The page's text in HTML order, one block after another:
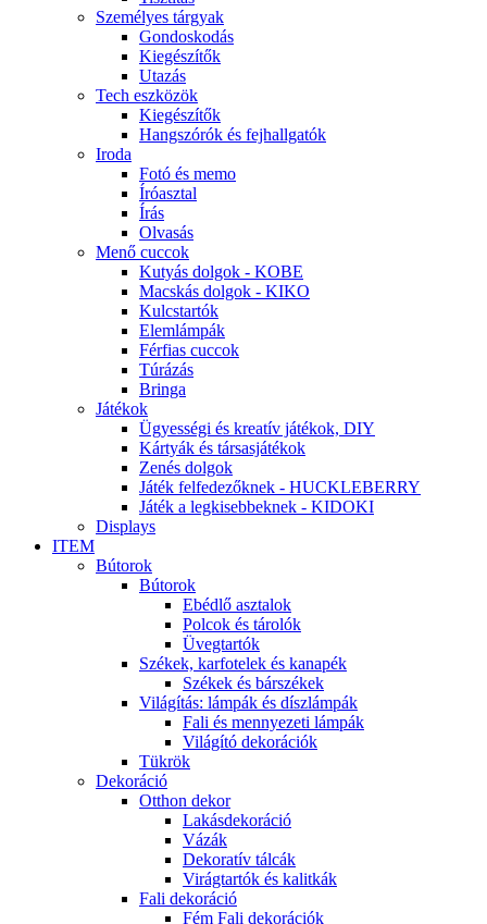
Személyes tárgyak
Gondoskodás
Kiegészítők
Utazás
Tech eszközök
Kiegészítők
Hangszórók és fejhallgatók
Iroda
Fotó és memo
Íróasztal
Írás
Olvasás
Menő cuccok
Kutyás dolgok - KOBE
Macskás dolgok - KIKO
Kulcstartók
Elemlámpák
Férfias cuccok
Túrázás
Bringa
Játékok
Ügyességi és kreatív játékok, DIY
Kártyák és társasjátékok
Zenés dolgok
Játék felfedezőknek - HUCKLEBERRY
Játék a legkisebbeknek - KIDOKI
Displays
ITEM
Bútorok
Bútorok
Ebédlő asztalok
Polcok és tárolók
Üvegtartók
Székek, karfotelek és kanapék
Székek és bárszékek
Világítás: lámpák és díszlámpák
Fali és mennyezeti lámpák
Világító dekorációk
Tükrök
Dekoráció
Otthon dekor
Lakásdekoráció
Vázák
Dekoratív tálcák
Virágtartók és kalitkák
Fali dekoráció
Fém Fali dekorációk